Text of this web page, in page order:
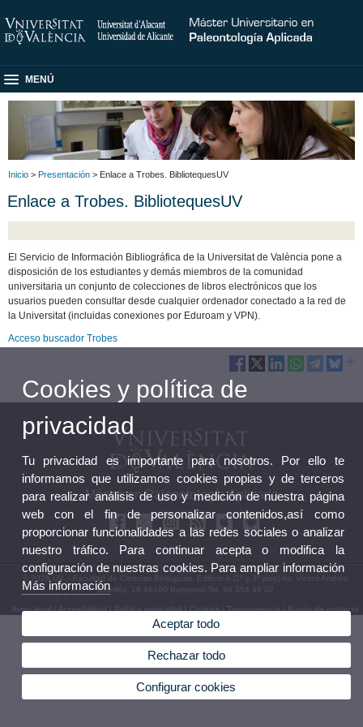
MENÚ
Inicio > Presentación > Enlace a Trobes. BibliotequesUV
Enlace a Trobes. BibliotequesUV
El Servicio de Información Bibliográfica de la Universitat de València pone a
disposición de los estudiantes y demás miembros de la comunidad
universitaria un conjunto de colecciones de libros electrónicos que los
usuarios pueden consultar desde cualquier ordenador conectado a la red de
la Universitat (incluidas conexiones por Eduroam y VPN).
Acceso buscador Trobes
Máster en Paleontología Aplicada
© 2026 UV. - Facultad de Ciencias Biológicas. Edificio A (2º y 3º piso) Av. Vicent Andrés
Estellés, 19 46100 Burjassot.Tel. 96 354 46 02
Aviso legal Accesibilidad Política privacidad Cookies Transparencia Buzón de contacto
Cookies y política de
privacidad
Tu privacidad es importante para nosotros. Por ello te
informamos que utilizamos cookies propias y de terceros
para realizar análisis de uso y medición de nuestra página
web con el fin de personalizar contenidos,así como
proporcionar funcionalidades a las redes sociales o analizar
nuestro tráfico. Para continuar acepta o modifica la
configuración de nuestras cookies. Para ampliar información
Más información
Aceptar todo
Rechazar todo
Configurar cookies